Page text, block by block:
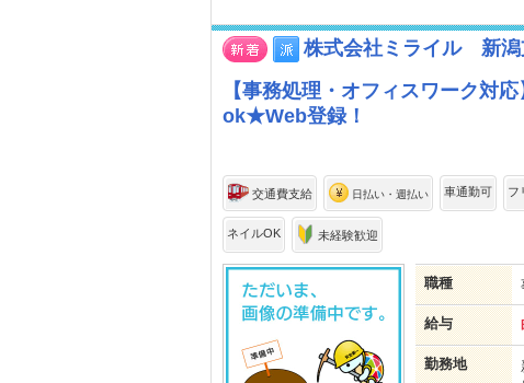
株式会社ミライル 新潟
【事務処理・オフィスワーク対
ok★Web登録！
交通費支給 日払い・週払い 車通勤可 フ
ネイルOK 未経験歓迎
職種
給与
勤務地